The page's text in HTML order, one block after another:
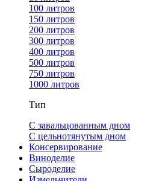
100 литров
150 литров
200 литров
300 литров
400 литров
500 литров
750 литров
1000 литров
Тип
С завальцованным дном
С цельнотянутым дном
Консервирование
Виноделие
Сыроделие